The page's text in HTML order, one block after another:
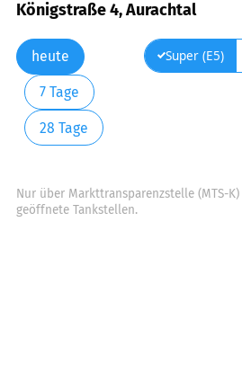
Königstraße 4, Aurachtal
heute
7 Tage
28 Tage
Super (E5)
Nur über Markttransparenzstelle (MTS-
geöffnete Tankstellen.